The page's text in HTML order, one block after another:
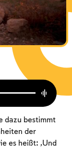
dazu bestimmt
der
es heißt: „Und